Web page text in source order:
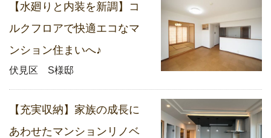
【水廻りと内装を新調】コ
ルクフロアで快適エコなマ
ンション住まいへ♪
伏見区 S様邸
【充実収納】家族の成長に
あわせたマンションリノベ